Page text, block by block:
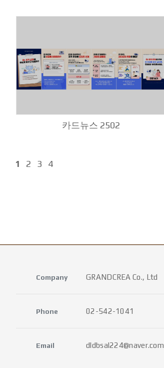
카드뉴스 2502
1 2 3 4
Company GRANDCREA Co., Ltd
Phone 02-542-1041
Email dldbsal224@naver.com